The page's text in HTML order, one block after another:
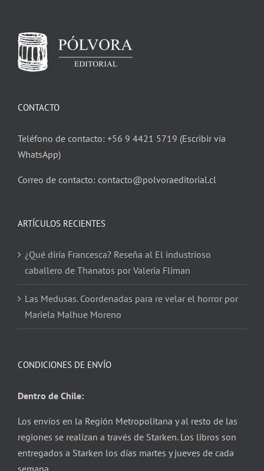
CONTACTO
Teléfono de contacto: +56 9 4421 5719 (Escribir vía
WhatsApp)
Correo de contacto: contacto@polvoraeditorial.cl
ARTÍCULOS RECIENTES
¿Qué diría Francesca? Reseña al El industrioso
caballero de Thanatos por Valeria Fliman
Las Medusas. Coordenadas para re velar el horror por
Mariela Malhue Moreno
CONDICIONES DE ENVÍO
Dentro de Chile:
Los envíos en la Región Metropolitana y al resto de las
regiones se realizan a través de Starken. Los libros son
entregados a Starken los días martes y jueves de cada
semana.